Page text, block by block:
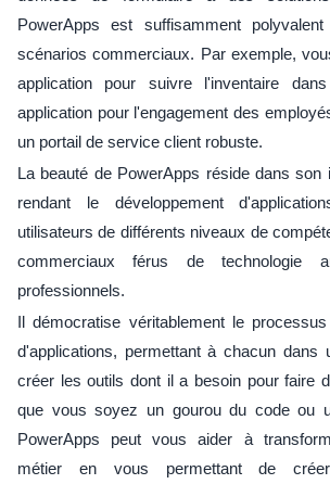
PowerApps est suffisamment
scénarios commerciaux. Par exemple,
application pour suivre l'inventaire
application pour l'engagement des
un portail de service client robuste.
La beauté de PowerApps réside dans son
rendant le développement
utilisateurs de différents niveaux de
commerciaux férus de technologie
professionnels.
Il démocratise véritablement le
d'applications, permettant à chacun dans
créer les outils dont il a besoin pour faire
que vous soyez un gourou du code ou
PowerApps peut vous aider à
métier en vous permettant de